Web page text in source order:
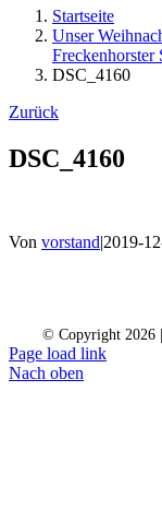
Startseite
Unser
DSC_4160
Zurück
DSC_4160
Von vorstand|2019-
© Copyright 2026
Page load link
Nach oben